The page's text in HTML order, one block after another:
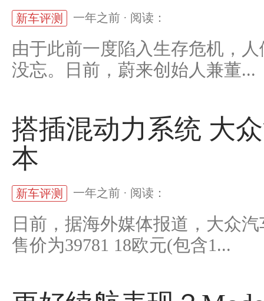
新车评测 一年之前 · 阅读：
由于此前一度陷入生存危机，
没忘。日前，蔚来创始人兼董...
搭插混动力系统 大
本
新车评测 一年之前 · 阅读：
日前，据海外媒体报道，大众
售价为39781 18欧元(包含1...